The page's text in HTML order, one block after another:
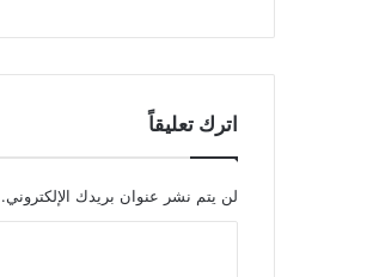
اترك تعليقاً
لن يتم نشر عنوان بريدك الإلكتروني.